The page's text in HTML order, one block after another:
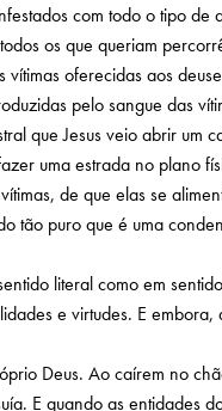
com todo o tipo de
os que queriam
oferecidas aos
pelo sangue das
que Jesus veio abrir um
uma estrada no plano
de que elas se
tão puro que é uma
literal como em
e virtudes. E
Deus. Ao caírem no
E quando as entidades